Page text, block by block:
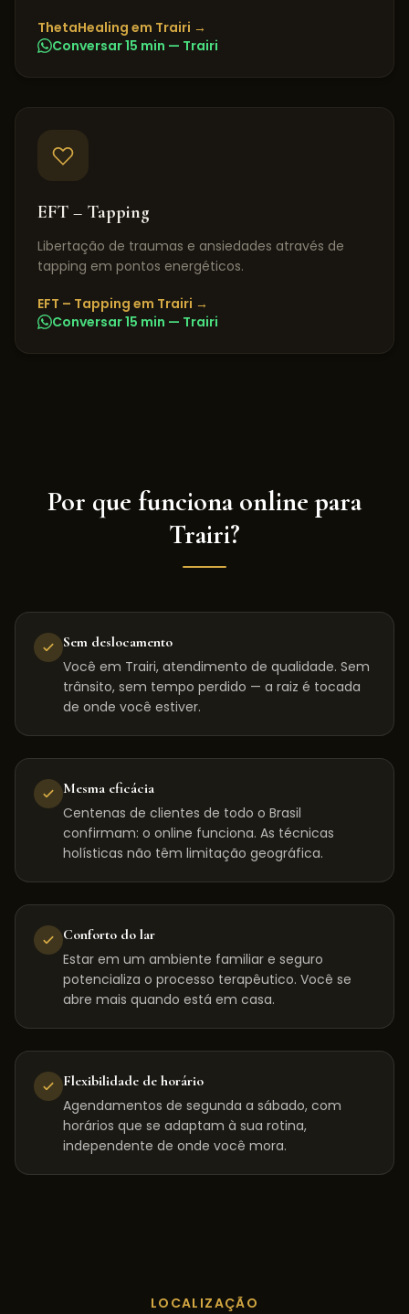
ThetaHealing em Trairi →
Conversar 15 min — Trairi
EFT – Tapping
Libertação de traumas e ansiedades através de
tapping em pontos energéticos.
EFT – Tapping em Trairi →
Conversar 15 min — Trairi
Por que funciona online para
Trairi?
Sem deslocamento
Você em Trairi, atendimento de qualidade. Sem
trânsito, sem tempo perdido — a raiz é tocada
de onde você estiver.
Mesma eficácia
Centenas de clientes de todo o Brasil
confirmam: o online funciona. As técnicas
holísticas não têm limitação geográfica.
Conforto do lar
Estar em um ambiente familiar e seguro
potencializa o processo terapêutico. Você se
abre mais quando está em casa.
Flexibilidade de horário
Agendamentos de segunda a sábado, com
horários que se adaptam à sua rotina,
independente de onde você mora.
LOCALIZAÇÃO